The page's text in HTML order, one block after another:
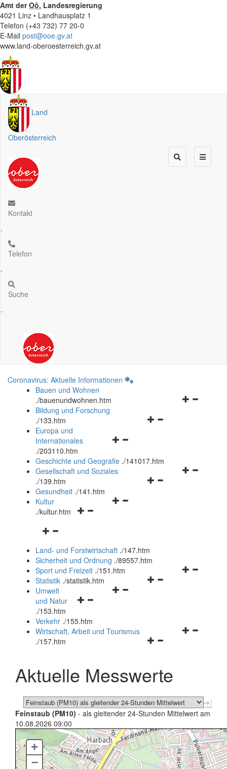
Amt derOö. Landesregierung
4021 Linz • Landhausplatz 1
Telefon (+43 732) 77 20-0
E-Mail post@ooe.gv.at
www.land-oberoesterreich.gv.at
Land
Oberösterreich
Kontakt
.
Telefon
.
Suche
.
Coronavirus: Aktuelle Informationen
Bauen und Wohnen
./bauenundwohnen.htm
Navigationsmenü
Bildung und Forschung
./133.htm
Navigationsmenü
und
schließen
Europa und
Internationales
./203110.htm
Geschichte und Geografie ./141017.htm
Navigationsmenü
Gesellschaft und Soziales
./139.htm
Navigationsmenü
Gesundheit ./141.htm
Navigationsmenü
Kultur
./kultur.htm
Navigationsmenü
und
schließen
Land- und Forstwirtschaft ./147.htm
Sicherheit und Ordnung ./89557.htm
Navigationsmenü
Sport und Freizeit ./151.htm
Navigationsmenü
Statistik ./statistik.htm
Navigationsmenü
und
schließen
Umwelt
und Natur
./153.htm
Verkehr ./155.htm
Navigationsmenü
schließen
Wirtschaft, Arbeit und Tourismus
./157.htm
Aktuelle Messwerte
Feinstaub (PM10) - als gleitender 24-Stunden Mittelwert am
10.08.2026 09:00
+
–